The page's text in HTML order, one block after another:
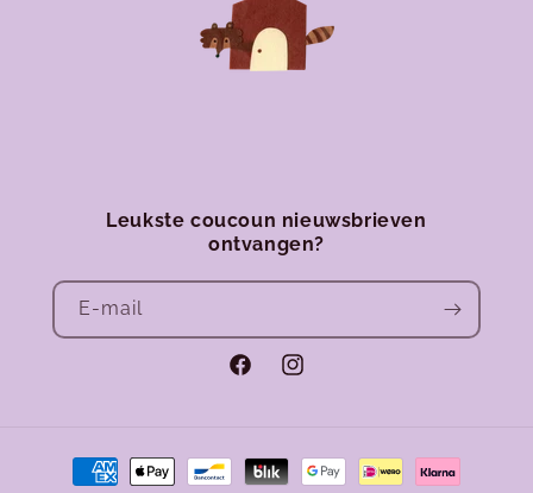
Leukste coucoun nieuwsbrieven
ontvangen?
E‑mail
FacebookInstagram
Betaalmethoden